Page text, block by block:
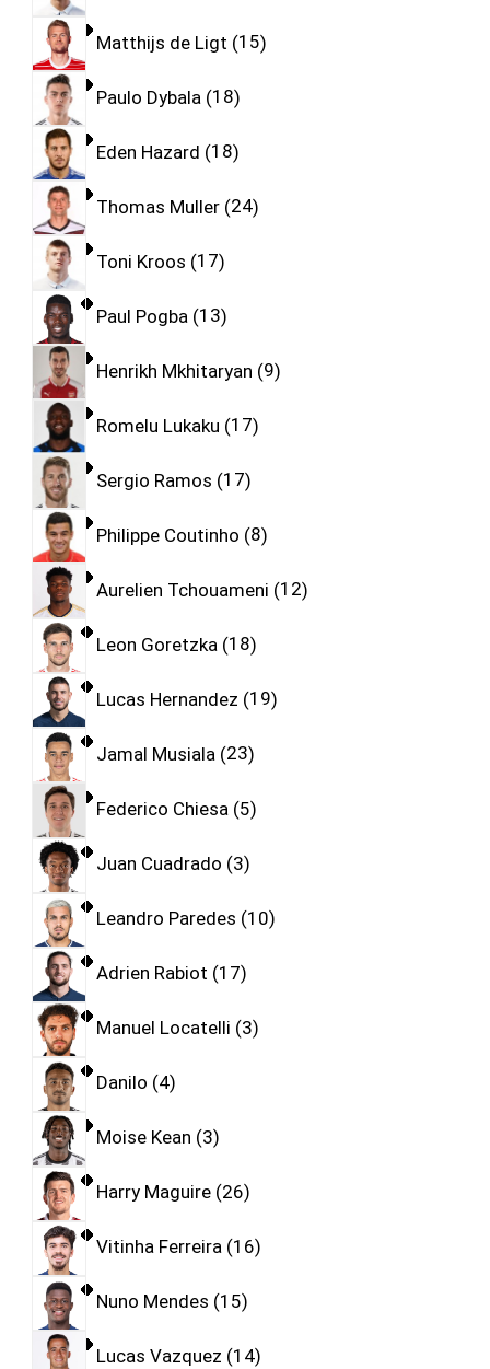
Matthijs de Ligt 15
Paulo Dybala 18
Eden Hazard 18
Thomas Muller 24
Toni Kroos 17
Paul Pogba 13
Henrikh Mkhitaryan 9
Romelu Lukaku 17
Sergio Ramos 17
Philippe Coutinho 8
Aurelien Tchouameni 12
Leon Goretzka 18
Lucas Hernandez 19
Jamal Musiala 23
Federico Chiesa 5
Juan Cuadrado 3
Leandro Paredes 10
Adrien Rabiot 17
Manuel Locatelli 3
Danilo 4
Moise Kean 3
Harry Maguire 26
Vitinha Ferreira 16
Nuno Mendes 15
Lucas Vazquez 14